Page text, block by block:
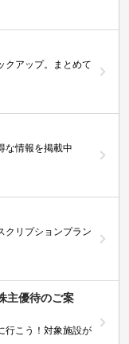
クアップ。まとめて
な情報を掲載中
クリプションプラン
主優待のご案
行こう！対象施設が